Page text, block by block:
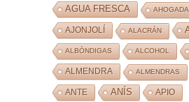
AGUA FRESCA
AJONJOLÍ ALACRÁN
ALBÓNDIGAS ALCOHOL
ALMENDRA ALMENDRAS
ANTE ANÍS APIO